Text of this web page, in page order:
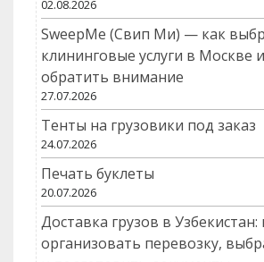
02.08.2026
SweepMe (Свип Ми) — как
клининговые услуги в Москве
обратить внимание
27.07.2026
Тенты на грузовики под заказ
24.07.2026
Печать буклеты
20.07.2026
Доставка грузов в Узбекистан:
организовать перевозку,